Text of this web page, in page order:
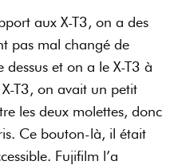
aux X-T3, on a des
pas mal changé de
et on a le X-T3 à
T3, on avait un petit
les deux molettes, donc
Ce bouton-là, il était
Fujifilm l’a